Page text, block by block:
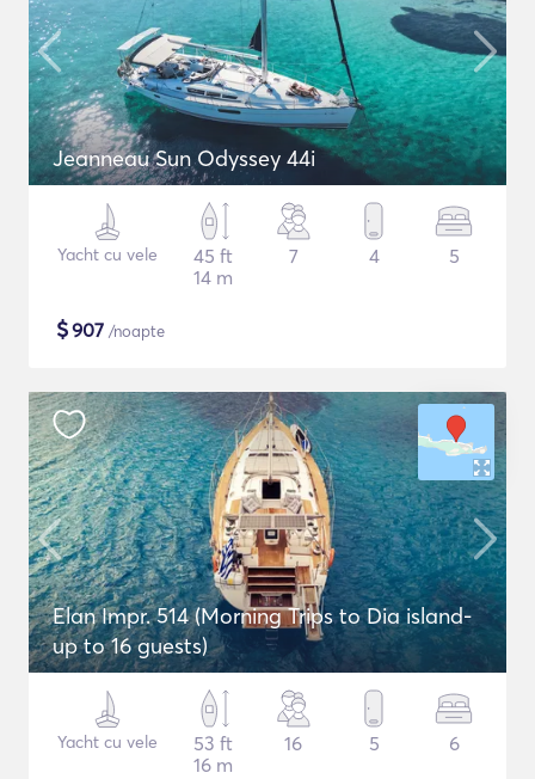
Jeanneau Sun Odyssey 44i
Yacht cu vele
45 ft
14 m
7 4 5
$907 /noapte
Elan Impr. 514 (Morning Trips to Dia island-
up to 16 guests)
Yacht cu vele
53 ft
16 m
16 5 6